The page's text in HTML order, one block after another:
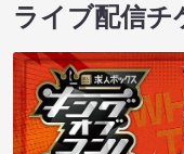
ライブ配信チ